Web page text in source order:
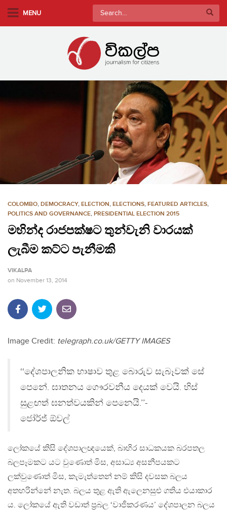
m
i
e
MENU
Search
for:
COLOMBO, DEMOCRACY, ELECTION, ELECTIONS, FEATURED ARTICLES,
POLITICS AND GOVERNANCE, PRESIDENTIAL ELECTION 2015
මහින්ද රාජපක්ෂට තුන්වැනි වාරයක්
ලැබීම කට්ට පැනීමකි
VIKALPA
on November 13, 2014
Image Credit: telegraph.co.uk/GETTY IMAGES
‘‘දේශපාලනික භාෂාව තුළ බොරුව සැබෑවක් සේ
පෙනේ. ඝාතනය ගෞරවනීය දෙයක් වෙයි. හිස්
සුළඟත් ඝනත්වයකින් පෙනෙයි.’’-
ජෝර්ජ් ඕවල්
ලෝකයේ කිසි දේශපාලඥයෙක්, බාහිර සාධකයක බරපතල
බලපෑමකට යට වුණොත් මිස, අසාධ්‍ය අසනීපයකට
ලක්වුණොත් මිස, කැමැත්තෙන් නම් කිසි දවසක බලය
අතහරින්නේ නැත. බලය තුළ ඇති ඇලෙනසුළු ගතිය එයාකාර
ය. ලෝකයේ ඇති වඩාත් ප‍්‍රබල ‘වාජීකරණය’ දේශපාලන බලය